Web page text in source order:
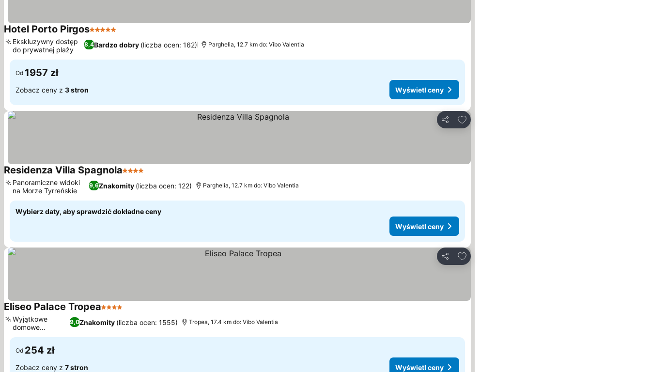
Hotel Porto Pirgos5 Kategoria
8,4Bardzo dobry (liczba ocen: 162)
Ekskluzywny dostęp
do prywatnej plaży
Parghelia, 12.7 km do: Vibo Valentia
Od 1957 zł
Zobacz ceny z 3 stron Wyświetl ceny
Udostępnij
Dodaj do ulubionych
Residenza Villa Spagnola4 Kategoria
9,6Znakomity (liczba ocen: 122)
Panoramiczne widoki
na Morze Tyrreńskie
Parghelia, 12.7 km do: Vibo Valentia
Wybierz daty, aby sprawdzić dokładne ceny
Wyświetl ceny
Udostępnij
Dodaj do ulubionych
Eliseo Palace Tropea4 Kategoria
9,0Znakomity (liczba ocen: 1555)
Wyjątkowe
domowe
śniadania
Tropea, 17.4 km do: Vibo Valentia
Od 254 zł
Zobacz ceny z 7 stron Wyświetl ceny